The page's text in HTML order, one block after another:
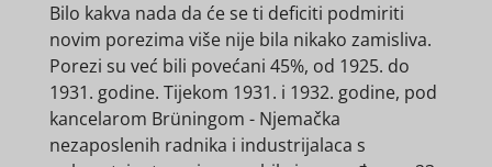
Bilo kakva nada da će se ti deficiti podmiriti
novim porezima više nije bila nikako zamisliva.
Porezi su već bili povećani 45%, od 1925. do
1931. godine. Tijekom 1931. i 1932. godine, pod
kancelarom Brüningom - Njemačka
nezaposlenih radnika i industrijalaca s